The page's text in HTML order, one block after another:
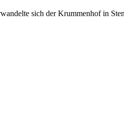
sich der Krummenhof in